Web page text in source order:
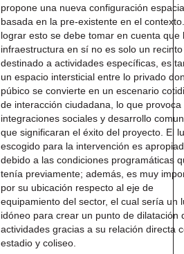
propone una nueva configuración
basada en la pre-existente en el
lograr esto se debe tomar en cuenta que
infraestructura en sí no es solo un recinto
destinado a actividades específicas, es
un espacio intersticial entre lo privado
púbico se convierte en un escenario
de interacción ciudadana, lo que provoca
integraciones sociales y desarrollo
que significaran el éxito del proyecto. El
escogido para la intervención es
debido a las condiciones programáticas
tenía previamente; además, es muy
por su ubicación respecto al eje de
equipamiento del sector, el cual sería un
idóneo para crear un punto de dilatación
actividades gracias a su relación directa
estadio y coliseo.